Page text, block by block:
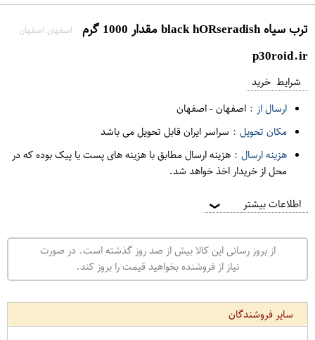
ترب سیاه black hO​Rseradish مقدار 1000 گرم اصفهان اصفهان
p30roid.ir
شرایط خرید
ارسال از : اصفهان-اصفهان
مکان تحویل : سراسر ایران قابل تحویل می باشد
هزینه ارسال : هزینه ارسال مطابق با هزینه های پست یا پیک بوده که در
محل از خریدار اخذ خواهد شد.
اطلاعات بیشتر ❯
از بروز رسانی این کالا بیش از صد روز گذشته است. در صورت
نیاز از فروشنده بخواهید قیمت را بروز کند.
سایر فروشندگان